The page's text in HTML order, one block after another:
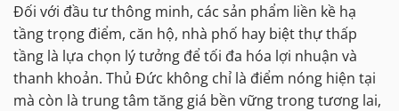
Đối với đầu tư thông minh, các sản phẩm liền kề hạ
tầng trọng điểm, căn hộ, nhà phố hay biệt thự thấp
tầng là lựa chọn lý tưởng để tối đa hóa lợi nhuận và
thanh khoản. Thủ Đức không chỉ là điểm nóng hiện tại
mà còn là trung tâm tăng giá bền vững trong tương lai,